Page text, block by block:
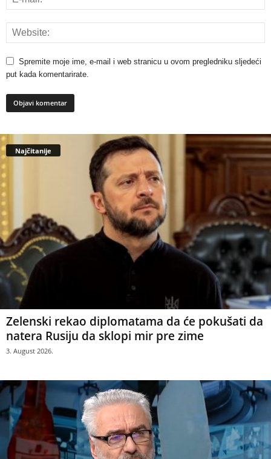
Spremite moje ime, e-mail i web stranicu u ovom pregledniku sljedeći
put kada komentarirate.
Najčitanije
Zelenski rekao diplomatama da će pokušati da
natera Rusiju da sklopi mir pre zime
3. August 2026.